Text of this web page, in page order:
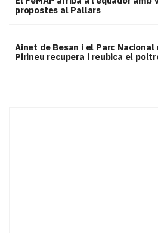
propostes al Pallars
Ainet de Besan i el Parc Nacional
Pirineu recupera i reubica el